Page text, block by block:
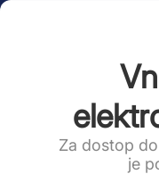
Za dostop
je